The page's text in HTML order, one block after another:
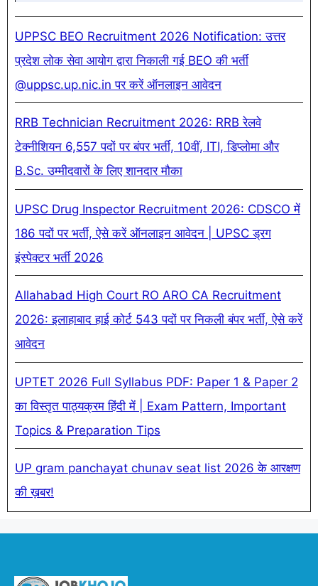
UPPSC BEO Recruitment 2026 Notification: उत्तर
प्रदेश लोक सेवा आयोग द्वारा निकाली गई BEO की भर्ती
@uppsc.up.nic.in पर करें ऑनलाइन आवेदन
RRB Technician Recruitment 2026: RRB रेलवे
टेक्नीशियन 6,557 पदों पर बंपर भर्ती, 10वीं, ITI, डिप्लोमा और
B.Sc. उम्मीदवारों के लिए शानदार मौका
UPSC Drug Inspector Recruitment 2026: CDSCO में
186 पदों पर भर्ती, ऐसे करें ऑनलाइन आवेदन | UPSC ड्रग
इंस्पेक्टर भर्ती 2026
Allahabad High Court RO ARO CA Recruitment
2026: इलाहाबाद हाई कोर्ट 543 पदों पर निकली बंपर भर्ती, ऐसे करें
आवेदन
UPTET 2026 Full Syllabus PDF: Paper 1 & Paper 2
का विस्तृत पाठ्यक्रम हिंदी में | Exam Pattern, Important
Topics & Preparation Tips
UP gram panchayat chunav seat list 2026 के आरक्षण
की ख़बर!